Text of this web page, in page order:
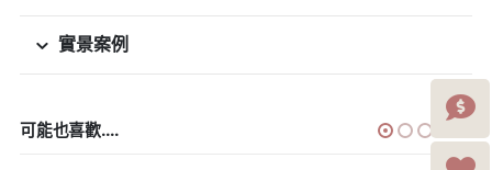
實景案例
可能也喜歡....